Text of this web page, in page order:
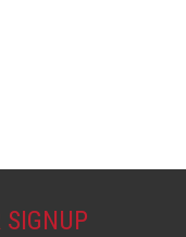
SIGNUP